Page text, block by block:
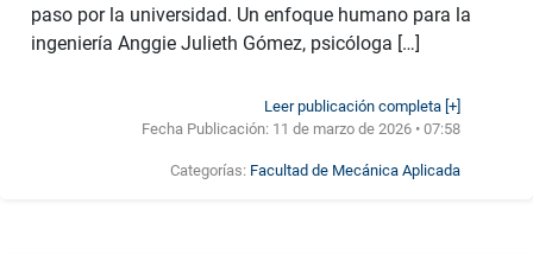
paso por la universidad. Un enfoque humano para la
ingeniería Anggie Julieth Gómez, psicóloga […]
Leer publicación completa [+]
Fecha Publicación: 11 de marzo de 2026 • 07:58
Categorías: Facultad de Mecánica Aplicada